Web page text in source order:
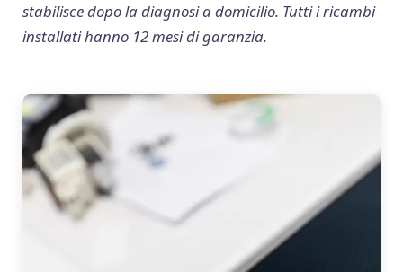
stabilisce dopo la diagnosi a domicilio. Tutti i ricambi
installati hanno 12 mesi di garanzia.